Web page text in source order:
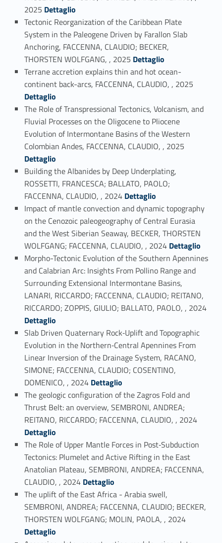
2025 Link identifier #identifier_person_96018-10
Dettaglio
Tectonic Reorganization of the Caribbean Plate
System in the Paleogene Driven by Farallon Slab
Anchoring, FACCENNA, CLAUDIO; BECKER,
THORSTEN WOLFGANG, , 2025 Link identifier #identifier_person_100894-11
Dettaglio
Terrane accretion explains thin and hot ocean-
continent back-arcs, FACCENNA, CLAUDIO, , 2025
Dettaglio
The Role of Transpressional Tectonics, Volcanism, and
Fluvial Processes on the Oligocene to Pliocene
Evolution of Intermontane Basins of the Western
Colombian Andes, FACCENNA, CLAUDIO, , 2025
Dettaglio
Building the Albanides by Deep Underplating,
ROSSETTI, FRANCESCA; BALLATO, PAOLO;
FACCENNA, CLAUDIO, , 2024 Link identifier #identifier_person_127567-14
Dettaglio
Impact of mantle convection and dynamic topography
on the Cenozoic paleogeography of Central Eurasia
and the West Siberian Seaway, BECKER, THORSTEN
WOLFGANG; FACCENNA, CLAUDIO, , 2024 Link identifier #identifier_person_74930-15
Dettaglio
Morpho-Tectonic Evolution of the Southern Apennines
and Calabrian Arc: Insights From Pollino Range and
Surrounding Extensional Intermontane Basins,
LANARI, RICCARDO; FACCENNA, CLAUDIO; REITANO,
RICCARDO; ZOPPIS, GIULIO; BALLATO, PAOLO, , 2024
Dettaglio
Slab Driven Quaternary Rock‐Uplift and Topographic
Evolution in the Northern‐Central Apennines From
Linear Inversion of the Drainage System, RACANO,
SIMONE; FACCENNA, CLAUDIO; COSENTINO,
DOMENICO, , 2024 Link identifier #identifier_person_60360-17
Dettaglio
The geologic configuration of the Zagros Fold and
Thrust Belt: an overview, SEMBRONI, ANDREA;
REITANO, RICCARDO; FACCENNA, CLAUDIO, , 2024
Dettaglio
The Role of Upper Mantle Forces in Post‐Subduction
Tectonics: Plumelet and Active Rifting in the East
Anatolian Plateau, SEMBRONI, ANDREA; FACCENNA,
CLAUDIO, , 2024 Link identifier #identifier_person_149877-19
Dettaglio
The uplift of the East Africa - Arabia swell,
SEMBRONI, ANDREA; FACCENNA, CLAUDIO; BECKER,
THORSTEN WOLFGANG; MOLIN, PAOLA, , 2024
Dettaglio